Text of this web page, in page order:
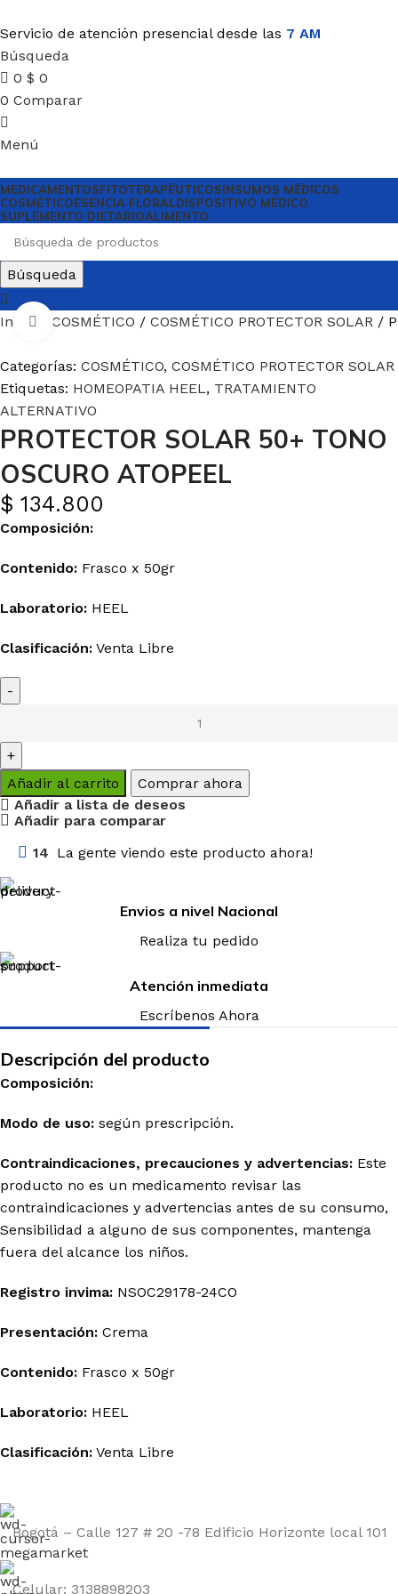
Servicio de atención presencial desde las 7 AM
Búsqueda
0 $ 0
0 Comparar
Menú
MEDICAMENTOSFITOTERAPÉUTICOSINSUMOS MÉDICOS
COSMÉTICOESENCIA FLORALDISPOSITIVO MÉDICO
SUPLEMENTO DIETARIOALIMENTO
Búsqueda
Inicio COSMÉTICO COSMÉTICO PROTECTOR SOLAR
Haga Click para agrandar
Categorías: COSMÉTICO, COSMÉTICO PROTECTOR SOLAR
Etiquetas: HOMEOPATIA HEEL, TRATAMIENTO
ALTERNATIVO
PROTECTOR SOLAR 50+ TONO
OSCURO ATOPEEL
$ 134.800
Composición:
Contenido: Frasco x 50gr
Laboratorio: HEEL
Clasificación: Venta Libre
Añadir al carrito
Comprar ahora
Añadir a lista de deseos
Añadir para comparar
14 La gente viendo este producto ahora!
Envios a nivel Nacional
Realiza tu pedido
Atención inmediata
Escríbenos Ahora
Descripción del producto
Composición:
Modo de uso: según prescripción.
Contraindicaciones, precauciones y advertencias: Este
producto no es un medicamento revisar las
contraindicaciones y advertencias antes de su consumo,
Sensibilidad a alguno de sus componentes, mantenga
fuera del alcance los niños.
Registro invima: NSOC29178-24CO
Presentación: Crema
Contenido: Frasco x 50gr
Laboratorio: HEEL
Clasificación: Venta Libre
Bogotá – Calle 127 # 20 -78 Edificio Horizonte local 101
Celular: 3138898203